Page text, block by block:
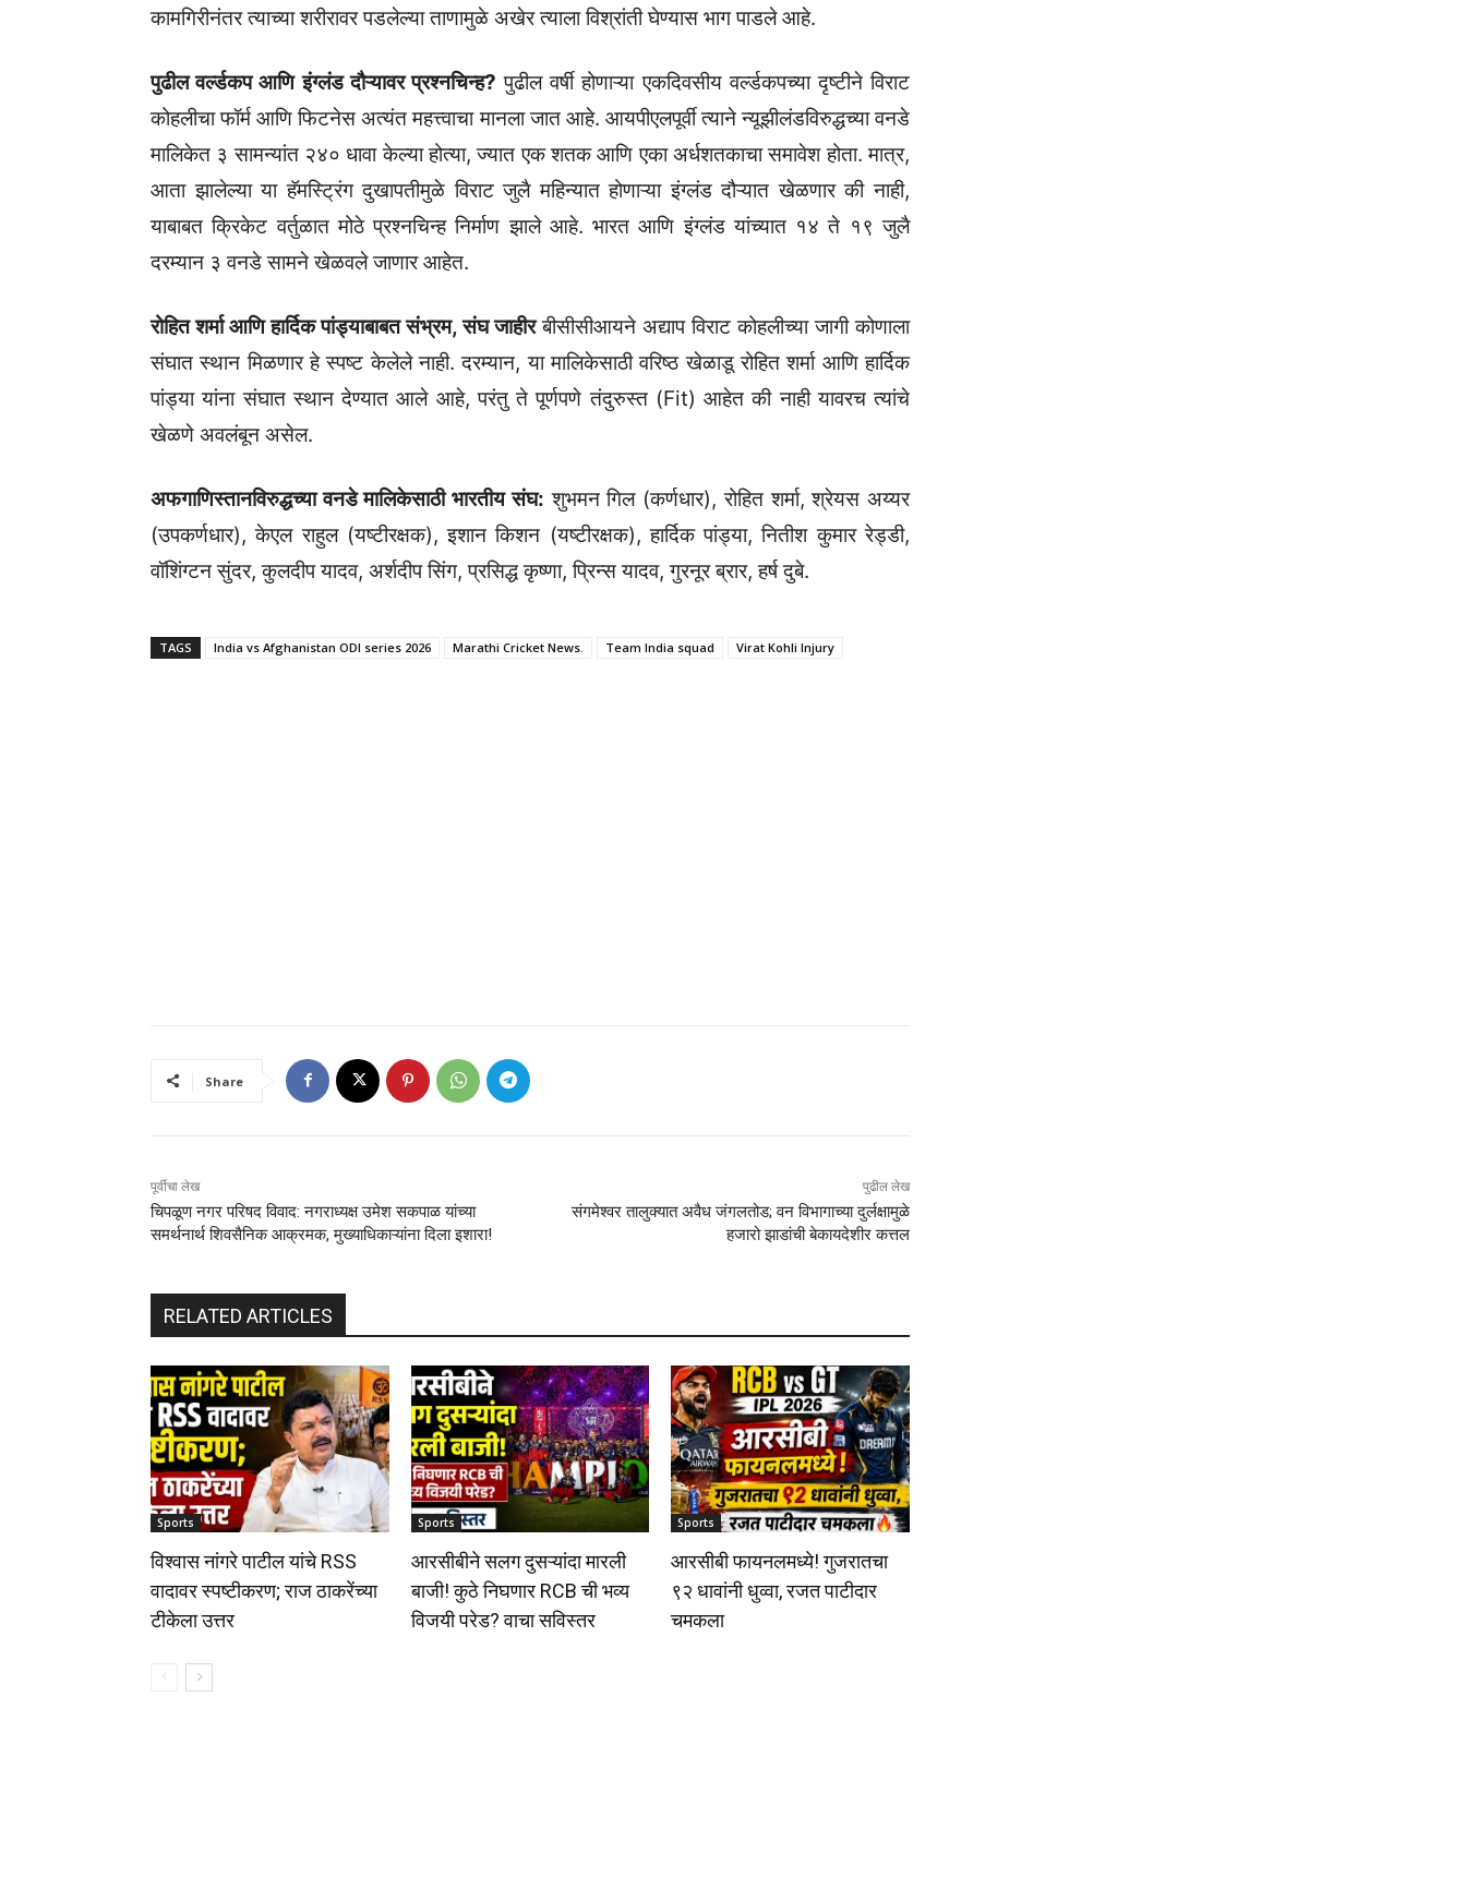
कामगिरीनंतर त्याच्या शरीरावर पडलेल्या ताणामुळे अखेर त्याला विश्रांती घेण्यास भाग पाडले आहे.
पुढील वर्ल्डकप आणि इंग्लंड दौऱ्यावर प्रश्नचिन्ह? पुढील वर्षी होणाऱ्या एकदिवसीय वर्ल्डकपच्या दृष्टीने विराट
कोहलीचा फॉर्म आणि फिटनेस अत्यंत महत्त्वाचा मानला जात आहे. आयपीएलपूर्वी त्याने न्यूझीलंडविरुद्धच्या वनडे
मालिकेत ३ सामन्यांत २४० धावा केल्या होत्या, ज्यात एक शतक आणि एका अर्धशतकाचा समावेश होता. मात्र,
आता झालेल्या या हॅमस्ट्रिंग दुखापतीमुळे विराट जुलै महिन्यात होणाऱ्या इंग्लंड दौऱ्यात खेळणार की नाही,
याबाबत क्रिकेट वर्तुळात मोठे प्रश्नचिन्ह निर्माण झाले आहे. भारत आणि इंग्लंड यांच्यात १४ ते १९ जुलै
दरम्यान ३ वनडे सामने खेळवले जाणार आहेत.
रोहित शर्मा आणि हार्दिक पांड्याबाबत संभ्रम, संघ जाहीरबीसीसीआयने अद्याप विराट कोहलीच्या जागी कोणाला
संघात स्थान मिळणार हे स्पष्ट केलेले नाही. दरम्यान, या मालिकेसाठी वरिष्ठ खेळाडू रोहित शर्मा आणि हार्दिक
पांड्या यांना संघात स्थान देण्यात आले आहे, परंतु ते पूर्णपणे तंदुरुस्त (Fit) आहेत की नाही यावरच त्यांचे
खेळणे अवलंबून असेल.
अफगाणिस्तानविरुद्धच्या वनडे मालिकेसाठी भारतीय संघ: शुभमन गिल (कर्णधार), रोहित शर्मा, श्रेयस अय्यर
(उपकर्णधार), केएल राहुल (यष्टीरक्षक), इशान किशन (यष्टीरक्षक), हार्दिक पांड्या, नितीश कुमार रेड्डी,
वॉशिंग्टन सुंदर, कुलदीप यादव, अर्शदीप सिंग, प्रसिद्ध कृष्णा, प्रिन्स यादव, गुरनूर ब्रार, हर्ष दुबे.
TAGS India vs Afghanistan ODI series 2026 Marathi Cricket News. Team India squad Virat Kohli Injury
Share
पूर्वीचा लेख
चिपळूण नगर परिषद विवाद: नगराध्यक्ष उमेश सकपाळ यांच्या
समर्थनार्थ शिवसैनिक आक्रमक, मुख्याधिकाऱ्यांना दिला इशारा!
पुढील लेख
संगमेश्वर तालुक्यात अवैध जंगलतोड; वन विभागाच्या दुर्लक्षामुळे
हजारो झाडांची बेकायदेशीर कत्तल
RELATED ARTICLES
Sports
विश्वास नांगरे पाटील यांचे RSS
वादावर स्पष्टीकरण; राज ठाकरेंच्या
टीकेला उत्तर
Sports
आरसीबीने सलग दुसऱ्यांदा मारली
बाजी! कुठे निघणार RCB ची भव्य
विजयी परेड? वाचा सविस्तर
Sports
आरसीबी फायनलमध्ये! गुजरातचा
९२ धावांनी धुव्वा, रजत पाटीदार
चमकला